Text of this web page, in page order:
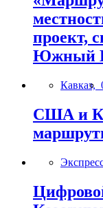
проект,
Южный
Кавказ,
США и